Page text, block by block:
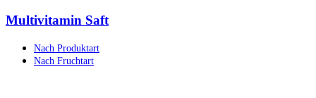
Multivitamin Saft
Nach Produktart
Nach Fruchtart